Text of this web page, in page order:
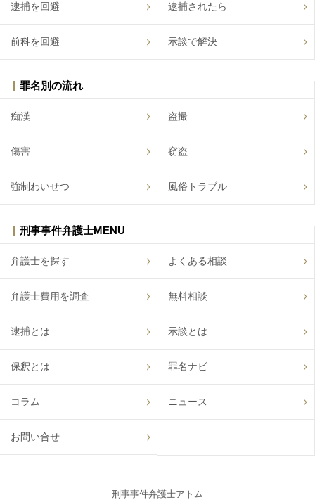
逮捕を回避 逮捕されたら
前科を回避 示談で解決
罪名別の流れ
痴漢 盗撮
傷害 窃盗
強制わいせつ 風俗トラブル
刑事事件弁護士MENU
弁護士を探す よくある相談
弁護士費用を調査 無料相談
逮捕とは 示談とは
保釈とは 罪名ナビ
コラム ニュース
お問い合せ
刑事事件弁護士アトム